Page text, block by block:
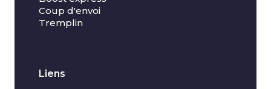
Coup d'envoi
Tremplin
Liens